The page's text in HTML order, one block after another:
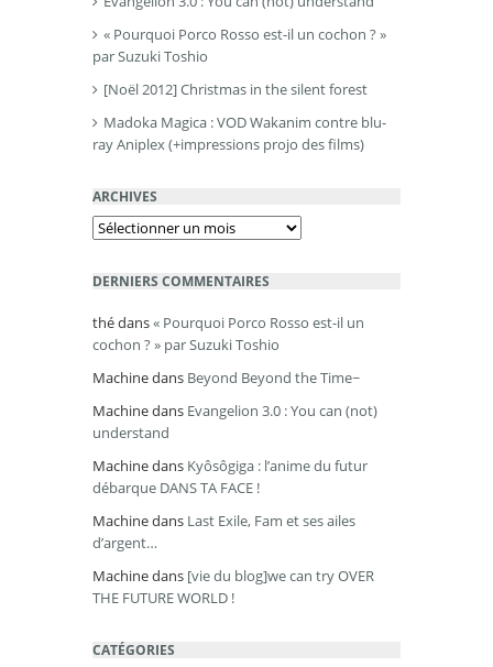
« Pourquoi Porco Rosso est-il un cochon ? »
par Suzuki Toshio
[Noël 2012] Christmas in the silent forest
Madoka Magica : VOD Wakanim contre blu-
ray Aniplex (+impressions projo des films)
ARCHIVES
Archives
DERNIERS COMMENTAIRES
thédans« Pourquoi Porco Rosso est-il un
cochon ? » par Suzuki Toshio
Machinedans Beyond Beyond the Time~
Machinedans Evangelion 3.0 : You can (not)
understand
Machinedans Kyôsôgiga : l’anime du futur
débarque DANS TA FACE !
Machinedans Last Exile, Fam et ses ailes
d’argent…
Machinedans [vie du blog]we can try OVER
THE FUTURE WORLD !
CATÉGORIES